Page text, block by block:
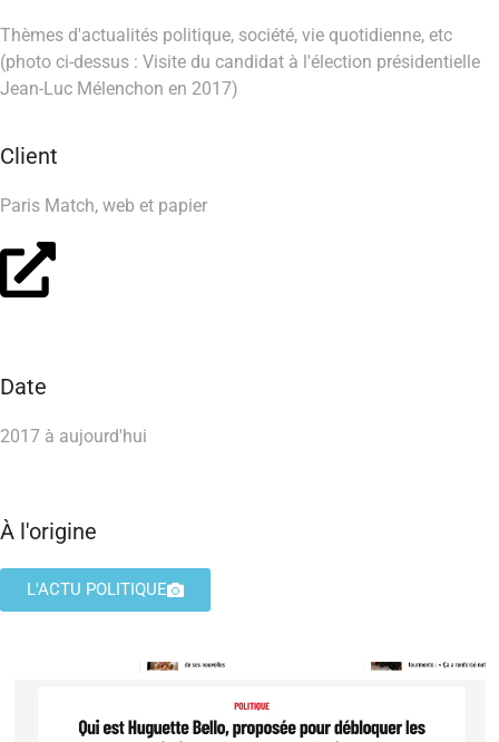
Thèmes d'actualités politique, société, vie quotidienne, etc
(photo ci-dessus : Visite du candidat à l'élection présidentielle
Jean-Luc Mélenchon en 2017)
Client
Paris Match, web et papier
Date
2017 à aujourd'hui
À l'origine
L'ACTU POLITIQUE